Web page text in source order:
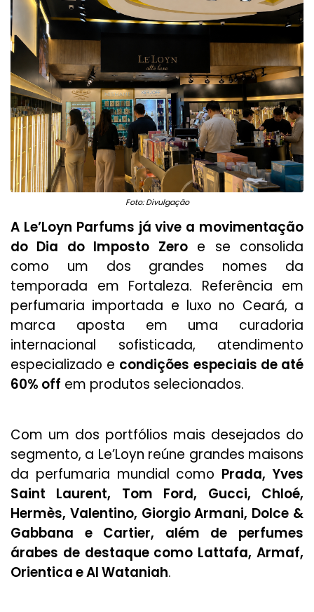
Foto: Divulgação
A Le’Loyn Parfums já vive a movimentação
do Dia do Imposto Zeroe se consolida
como um dos grandes nomes da
temporada em Fortaleza. Referência em
perfumaria importada e luxo no Ceará, a
marca aposta em uma curadoria
internacional sofisticada, atendimento
especializado e condições especiais de até
60% off em produtos selecionados.
Com um dos portfólios mais desejados do
segmento, a Le’Loyn reúne grandes maisons
da perfumaria mundial como Prada, Yves
Saint Laurent, Tom Ford, Gucci, Chloé,
Hermès, Valentino, Giorgio Armani, Dolce &
Gabbana e Cartier, além de perfumes
árabes de destaque como Lattafa, Armaf,
Orientica e Al Wataniah.